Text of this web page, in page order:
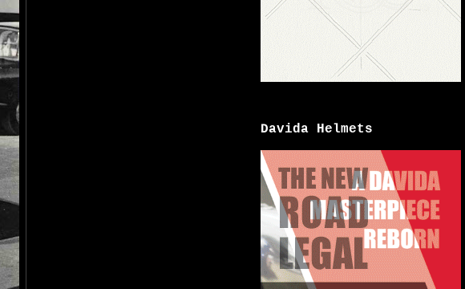
Davida Helmets